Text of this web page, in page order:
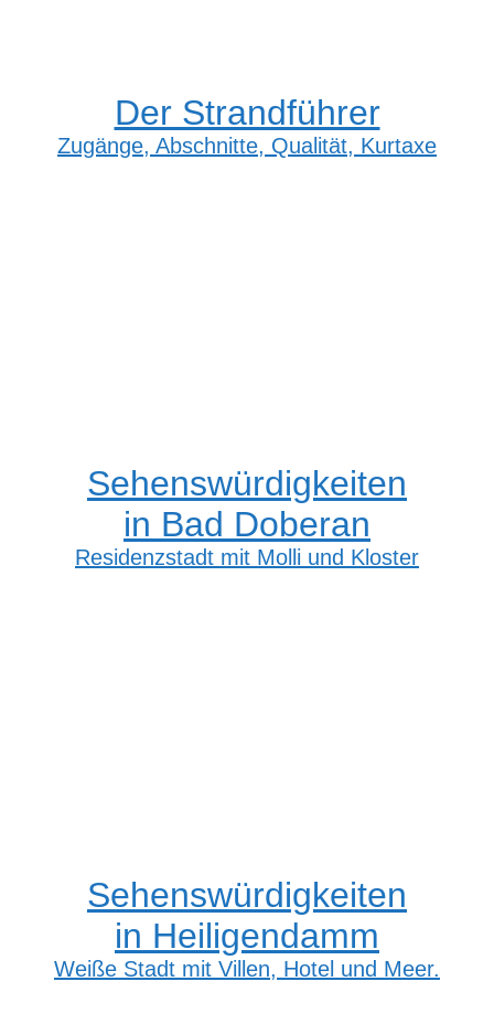
Der Strandführer
Zugänge, Abschnitte, Qualität, Kurtaxe
Sehenswürdigkeiten
in Bad Doberan
Residenzstadt mit Molli und Kloster
Sehenswürdigkeiten
in Heiligendamm
Weiße Stadt mit Villen, Hotel und Meer.